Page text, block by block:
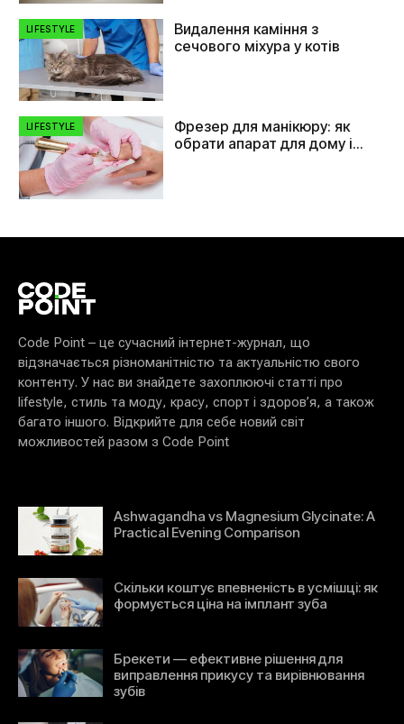
LIFESTYLE
Видалення каміння з
сечового міхура у котів
LIFESTYLE
Фрезер для манікюру: як
обрати апарат для дому і
Code Point – це сучасний інтернет-журнал, що
відзначається різноманітністю та актуальністю свого
контенту. У нас ви знайдете захоплюючі статті про
lifestyle, стиль та моду, красу, спорт і здоров’я, а також
багато іншого. Відкрийте для себе новий світ
можливостей разом з Code Point
Ashwagandha vs Magnesium Glycinate: A
Practical Evening Comparison
Скільки коштує впевненість в усмішці: як
формується ціна на імплант зуба
Брекети — ефективне рішення для
виправлення прикусу та вирівнювання
зубів